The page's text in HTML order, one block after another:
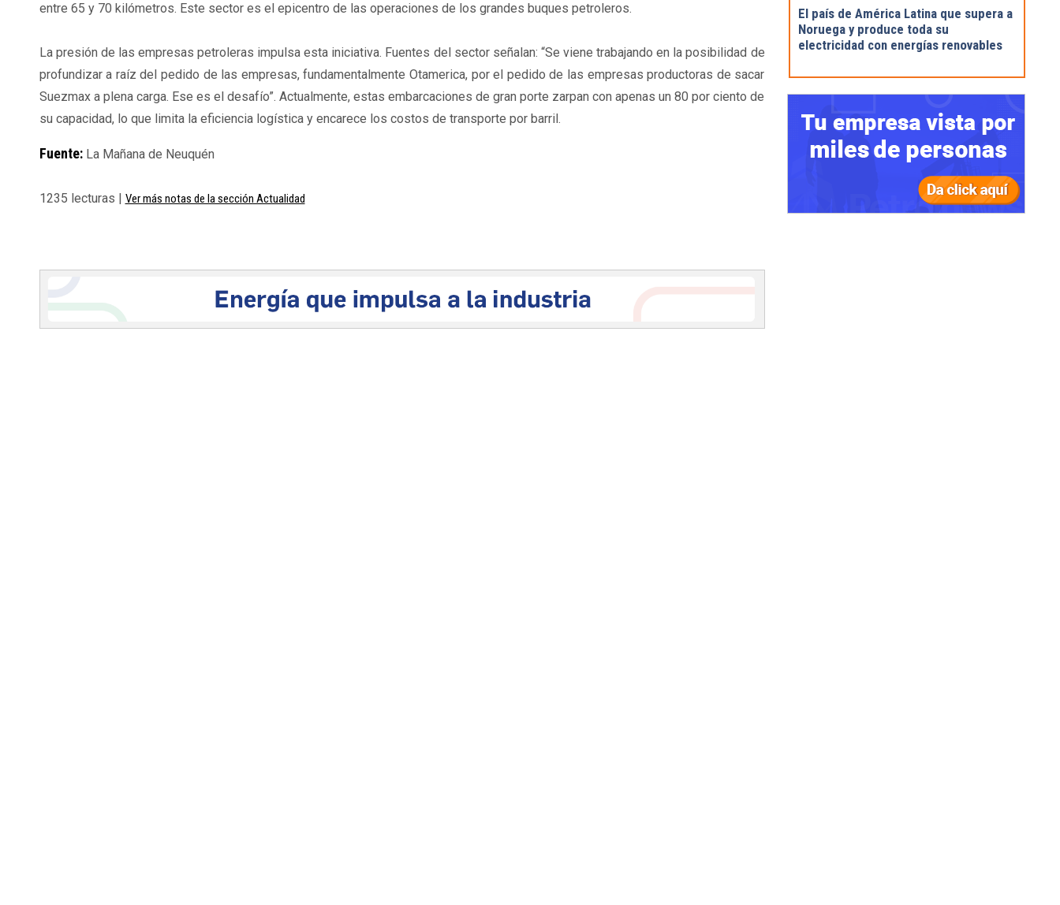
entre 65 y 70 kilómetros. Este sector es el epicentro de las operaciones de los grandes buques petroleros.
La presión de las empresas petroleras impulsa esta iniciativa. Fuentes del sector señalan: “Se viene trabajando en la posibilidad de
profundizar a raíz del pedido de las empresas, fundamentalmente Otamerica, por el pedido de las empresas productoras de sacar
Suezmax a plena carga. Ese es el desafío”. Actualmente, estas embarcaciones de gran porte zarpan con apenas un 80 por ciento de
su capacidad, lo que limita la eficiencia logística y encarece los costos de transporte por barril.
Fuente:La Mañana de Neuquén
1235 lecturas | Ver más notas de la sección Actualidad
El país de América Latina que supera a
Noruega y produce toda su
electricidad con energías renovables